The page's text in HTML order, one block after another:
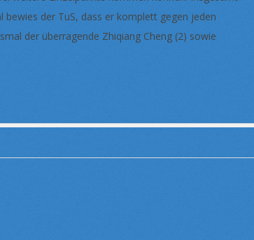
der TuS, dass er komplett gegen jeden
der überragende Zhiqiang Cheng (2) sowie